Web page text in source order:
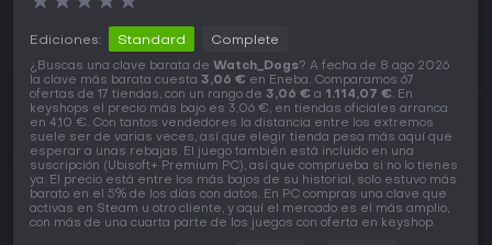
Ediciones: Standard Complete
¿Buscas una clave barata de Watch_Dogs? A fecha de 8 ago 2026
la clave más barata cuesta 3,06 € en Eneba. Comparamos 67
ofertas de 17 tiendas, con un rango de 3,06 € a 1.114,07 €. En
keyshops el precio más bajo es 3,06 €, en tiendas oficiales arranca
en 4,10 €. Con tantos vendedores la distancia entre los extremos
suele ser de varias veces, así que elegir tienda pesa más aquí que
esperar a unas rebajas. El juego también está incluido en una
suscripción (Ubisoft+ Premium PC), así que comprueba si no lo tienes
ya. El precio está entre los más bajos de su historial, solo estuvo más
barato en el 5% de los días con datos. En PC compras una clave que
activas en Steam u otro cliente, y aquí el mercado es el más amplio,
con más de una cuarta parte de los juegos con oferta en keyshop.